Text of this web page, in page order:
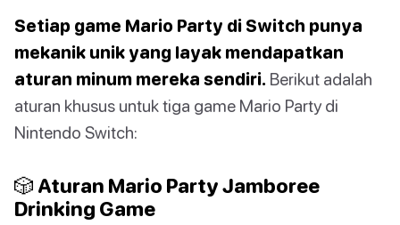
Setiap game Mario Party di Switch punya
mekanik unik yang layak mendapatkan
aturan minum mereka sendiri. Berikut adalah
aturan khusus untuk tiga game Mario Party di
Nintendo Switch:
🎲 Aturan Mario Party Jamboree
Drinking Game